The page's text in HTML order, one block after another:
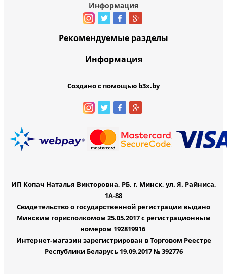
Информация
Рекомендуемые разделы
Информация
Создано с помощью b3x.by
ИП Копач Наталья Викторовна, РБ, г. Минск, ул. Я. Райниса,
1А-88
Свидетельство о государственной регистрации выдано
Минским горисполкомом 25.05.2017 с регистрационным
номером 192819916
Интернет-магазин зарегистрирован в Торговом Реестре
Республики Беларусь 19.09.2017 № 392776